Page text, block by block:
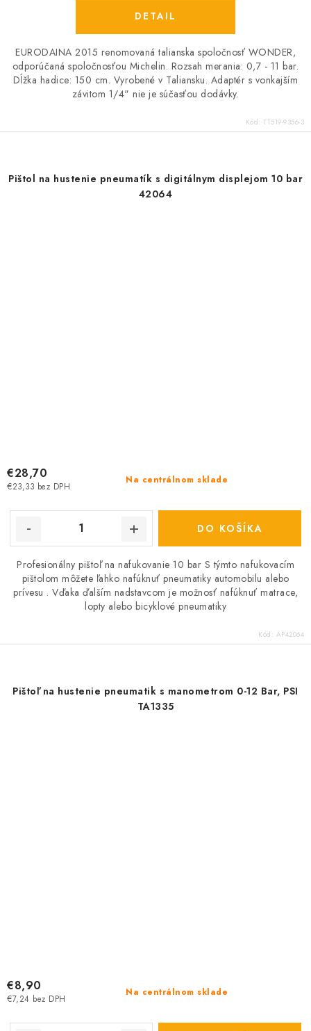
DETAIL
EURODAINA 2015 renomovaná talianska spoločnosť WONDER,
odporúčaná spoločnosťou Michelin. Rozsah merania: 0,7 - 11 bar.
Dĺžka hadice: 150 cm. Vyrobené v Taliansku. Adaptér s vonkajším
závitom 1/4" nie je súčasťou dodávky.
Kód: TT519-9356-3
Pištol na hustenie pneumatík s digitálnym displejom 10 bar
42064
Na centrálnom sklade
€23,33 bez DPH
€28,70
DO KOŠÍKA
Profesionálny pištoľ na nafukovanie 10 bar S týmto nafukovacím
pištolom môžete ľahko nafúknuť pneumatiky automobilu alebo
prívesu . Vďaka ďalším nadstavcom je možnosť nafúknuť matrace,
lopty alebo bicyklové pneumatiky
Kód: AP42064
Pištoľ na hustenie pneumatik s manometrom 0-12 Bar, PSI
TA1335
Na centrálnom sklade
€7,24 bez DPH
€8,90